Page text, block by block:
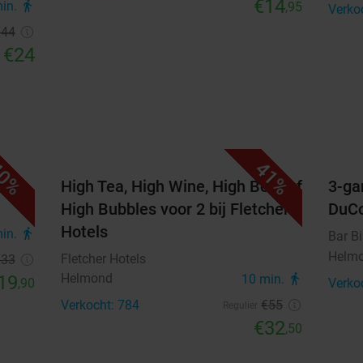
directions_walk
€24
€14,95
directions_walk
,90
41%
High Tea, High Wine, High Beer of
High Bubbles voor 2 bij Fletcher
Hotels
Fletcher Hotels
Helmond
10 min. directions_walk
Verkocht: 784 €55
€32,50
3-
Bar